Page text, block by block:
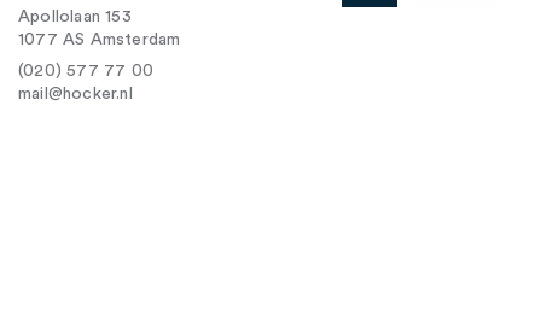
Apollolaan 153
1077 AS Amsterdam
(020) 577 77 00
mail@hocker.nl